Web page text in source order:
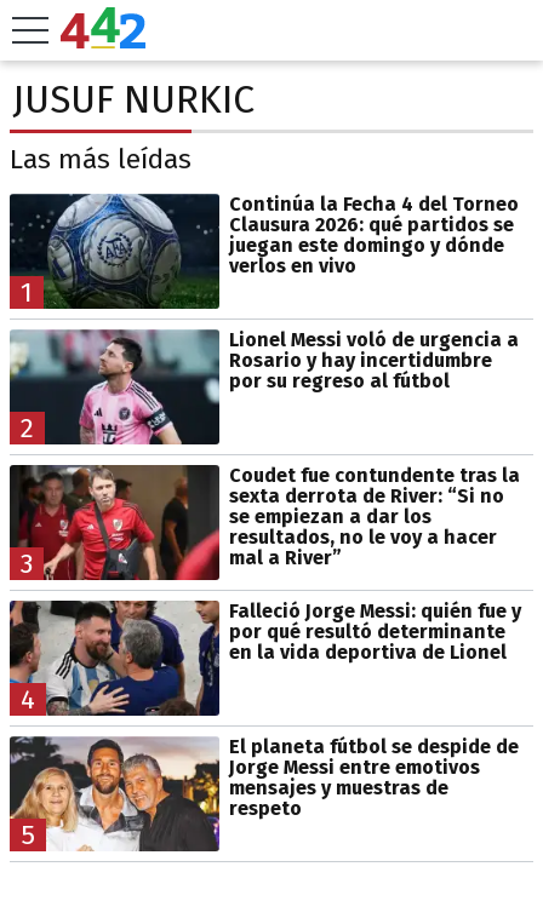
JUSUF NURKIC
Las más leídas
1
Continúa la Fecha 4 del Torneo
Clausura 2026: qué partidos se
juegan este domingo y dónde
verlos en vivo
2
Lionel Messi voló de urgencia a
Rosario y hay incertidumbre
por su regreso al fútbol
3
Coudet fue contundente tras la
sexta derrota de River: “Si no
se empiezan a dar los
resultados, no le voy a hacer
mal a River”
4
Falleció Jorge Messi: quién fue y
por qué resultó determinante
en la vida deportiva de Lionel
5
El planeta fútbol se despide de
Jorge Messi entre emotivos
mensajes y muestras de
respeto